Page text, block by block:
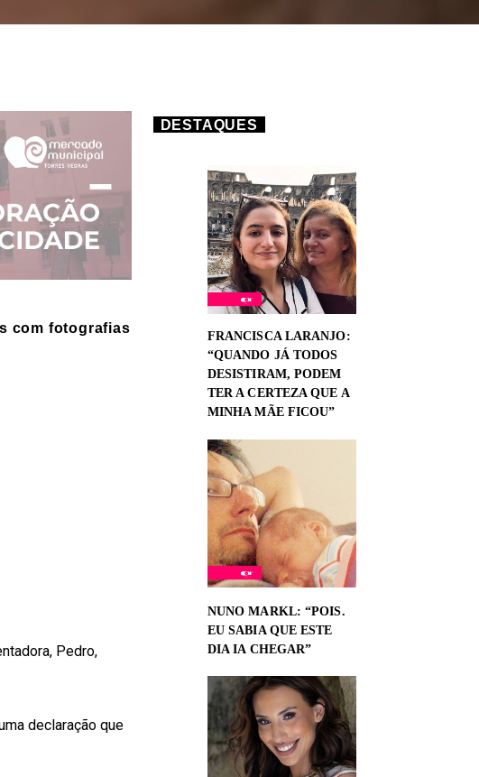
com fotografias
Pedro,
declaração que
DESTAQUES
FRANCISCA LARANJO:
“QUANDO JÁ TODOS
DESISTIRAM, PODEM
TER A CERTEZA QUE A
MINHA MÃE FICOU”
NUNO MARKL: “POIS.
EU SABIA QUE ESTE
DIA IA CHEGAR”